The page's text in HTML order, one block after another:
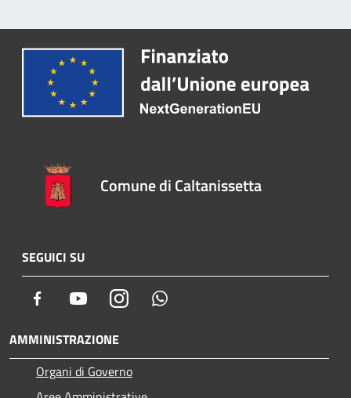
Comune di Caltanissetta
SEGUICI SU
Facebook YoutubeInstagram
AMMINISTRAZIONE
Organi di Governo